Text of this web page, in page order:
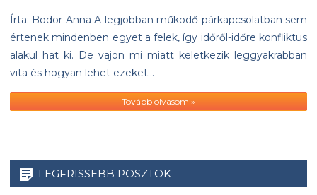
Írta: Bodor Anna A legjobban működő párkapcsolatban sem
értenek mindenben egyet a felek, így időről-időre konfliktus
alakul hat ki. De vajon mi miatt keletkezik leggyakrabban
vita és hogyan lehet ezeket…
Tovább olvasom »
LEGFRISSEBB POSZTOK